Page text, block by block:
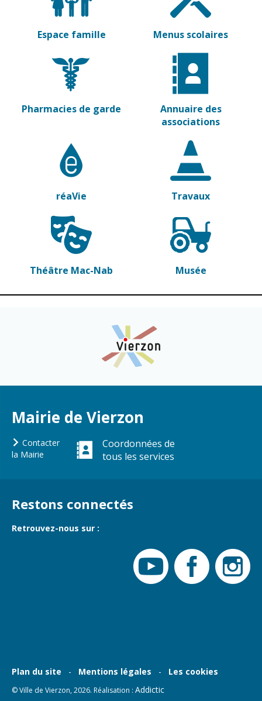
Espace famille Menus scolaires
Pharmacies de garde
Annuaire des
associations
réaVie Travaux
Théâtre Mac-Nab Musée
Mairie de Vierzon
Contacter
la Mairie
Coordonnées de
tous les services
Restons connectés
Retrouvez-nous sur :
Plan du site Mentions légales Les cookies
© Ville de Vierzon, 2026. Réalisation : Addictic